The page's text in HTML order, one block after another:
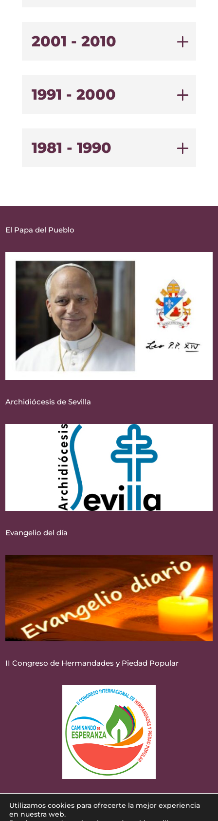
2001 - 2010
1991 - 2000
1981 - 1990
El Papa del Pueblo
Archidiócesis de Sevilla
Evangelio del día
II Congreso de Hermandades y Piedad Popular
Diseñado poriNova Cloud. Una empresa de
Utilizamos cookies para ofrecerte la mejor experiencia
en nuestra web.